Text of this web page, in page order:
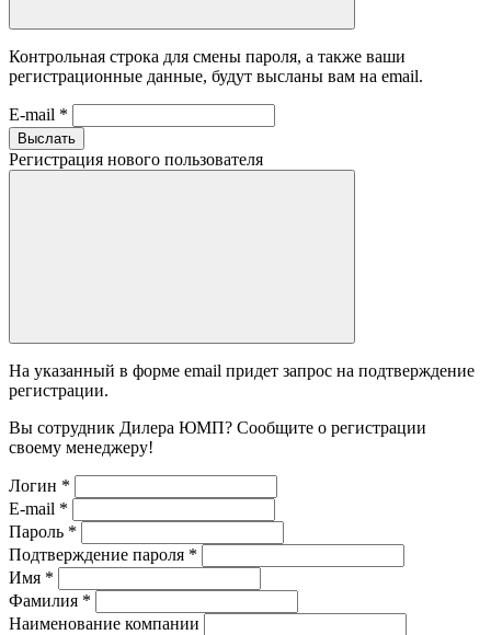
Контрольная строка для смены пароля, а также ваши
регистрационные данные, будут высланы вам на email.
E-mail *
Выслать
Регистрация нового пользователя
На указанный в форме email придет запрос на подтверждение
регистрации.
Вы сотрудник Дилера ЮМП? Сообщите о регистрации
своему менеджеру!
Логин *
E-mail *
Пароль *
Подтверждение пароля *
Имя *
Фамилия *
Наименование компании